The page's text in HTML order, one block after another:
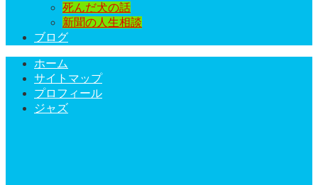
死んだ犬の話
新聞の人生相談
ブログ
ホーム
サイトマップ
プロフィール
ジャズ